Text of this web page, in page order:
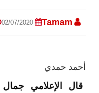
Tamam
02/07/2020
أحمد حمدي
قال الإعلامي